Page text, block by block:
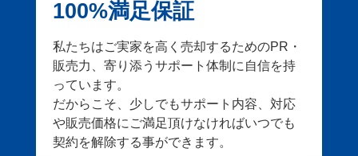
100%満足保証
私たちはご実家を高く売却するためのPR・
販売力、寄り添うサポート体制に自信を持
っています。
だからこそ、少しでもサポート内容、対応
や販売価格にご満足頂けなければいつでも
契約を解除する事ができます。